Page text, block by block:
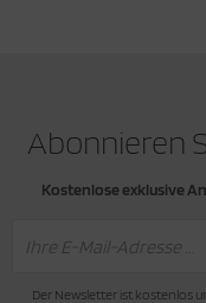
Abonnieren
Kostenlose exklusive
Der Newsletter ist kostenlos